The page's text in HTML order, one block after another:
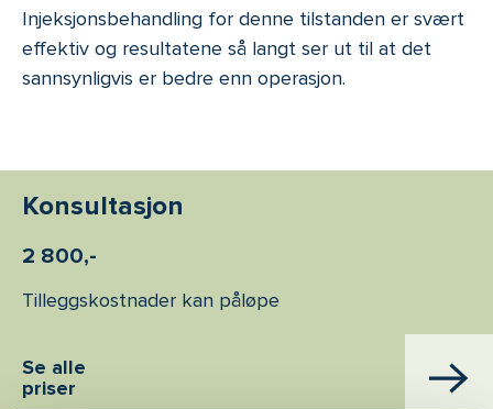
Injeksjonsbehandling for denne tilstanden er svært
effektiv og resultatene så langt ser ut til at det
sannsynligvis er bedre enn operasjon.
Konsultasjon
2 800,-
Tilleggskostnader kan påløpe
Se alle
priser